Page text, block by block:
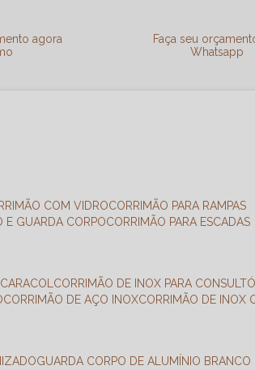
agora
Faça seu
Whatsapp
COM VIDRO
CORRIMÃO PARA RAMPAS
E GUARDA CORPO
CORRIMÃO PARA ESCADAS
CORRIMÃO DE INOX PARA
CORRIMÃO DE AÇO INOX
CORRIMÃO DE INOX
GUARDA CORPO DE ALUMÍNIO BRANCO